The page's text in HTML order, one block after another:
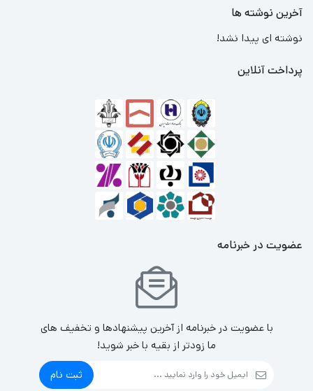
آخرین نوشته ها
نوشته ای پیدا نشد!
پرداخت آنلاین
عضویت در خبرنامه
با عضویت در خبرنامه از آخرین پیشنهادها و تخفیف های
ما زودتر از بقیه با خبر شوید!
ثبت نام